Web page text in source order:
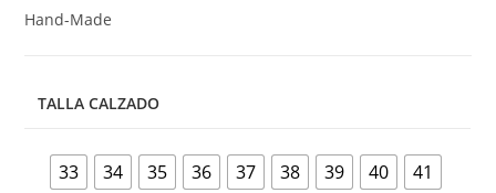
Hand-Made
TALLA CALZADO
33 34 35 36 37 38 39 40 41